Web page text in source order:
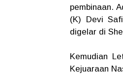
pembinaan.
(K) Devi
digelar di
Kemudian
Kejuaraan